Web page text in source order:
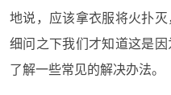
地说，应该拿衣服将火扑灭
细问之下我们才知道这是
了解一些常见的解决办法。